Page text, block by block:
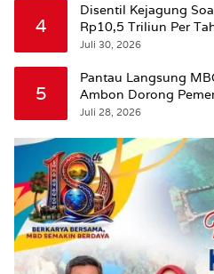
4
Disentil Kejagung
Rp10,5 Triliun Per
Beri Penjelasan
Juli 30, 2026
5
Pantau Langsung
Ambon Dorong
Leitimur Selatan
Juli 28, 2026